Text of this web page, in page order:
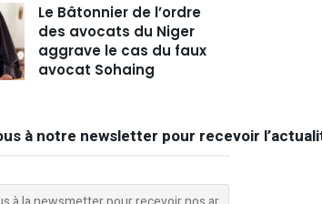
Le Bâtonnier de l’ordre
des avocats du Niger
aggrave le cas du faux
avocat Sohaing
à notre newsletter pour recevoir